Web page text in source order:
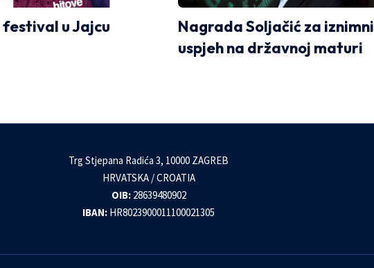
u Jajcu
Nagrada Soljačić za iznimni
uspjeh na državnoj maturi
Trg Stjepana Radića 3, 10000 ZAGREB
HRVATSKA / CROATIA
OIB:28639480902
IBAN: HR8023900011100021305